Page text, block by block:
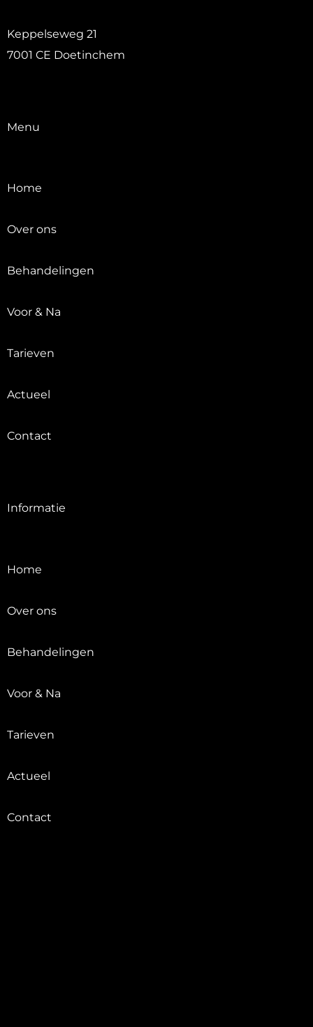
Keppelseweg 21
7001 CE Doetinchem
Menu
Home
Over ons
Behandelingen
Voor & Na
Tarieven
Actueel
Contact
Informatie
Home
Over ons
Behandelingen
Voor & Na
Tarieven
Actueel
Contact